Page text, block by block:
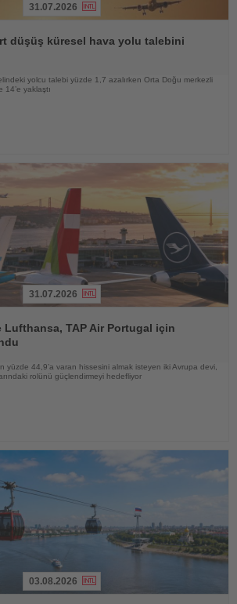
31.07.2026
düşüş küresel hava yolu talebini
yolcu talebi yüzde 1,7 azalırken Orta Doğu merkezli
14’e yaklaştı
31.07.2026
Lufthansa, TAP Air Portugal için
yüzde 44,9’a varan hissesini almak isteyen iki Avrupa devi,
rolünü güçlendirmeyi hedefliyor
03.08.2026